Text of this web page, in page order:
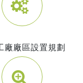
廠廠區設置規劃